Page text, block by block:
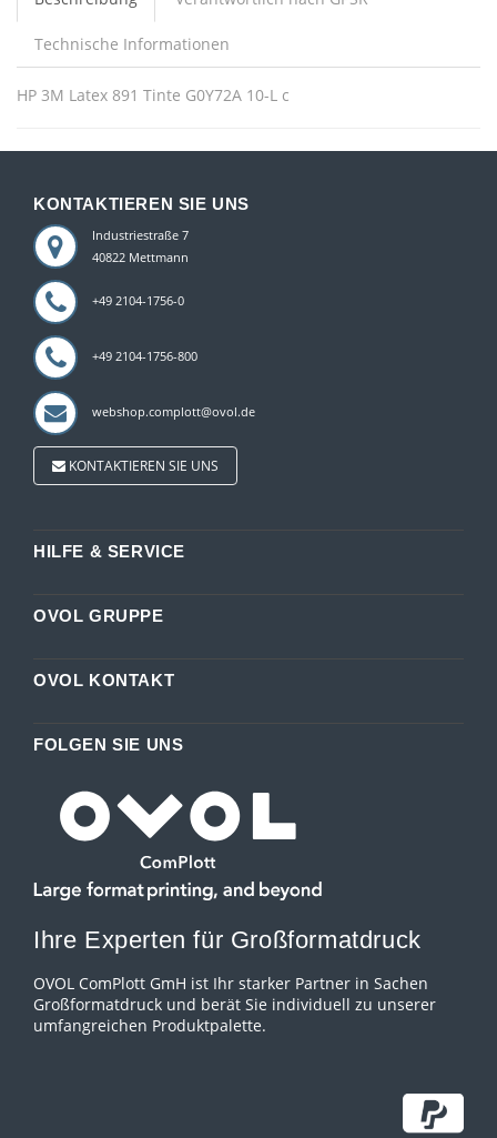
Technische Informationen
HP 3M Latex 891 Tinte G0Y72A 10-L c
KONTAKTIEREN SIE UNS
Industriestraße 7
40822 Mettmann
+49 2104-1756-0
+49 2104-1756-800
webshop.complott@ovol.de
KONTAKTIEREN SIE UNS
HILFE & SERVICE
OVOL GRUPPE
OVOL KONTAKT
FOLGEN SIE UNS
Ihre Experten für Großformatdruck
OVOL ComPlott GmH ist Ihr starker Partner in Sachen
Großformatdruck und berät Sie individuell zu unserer
umfangreichen Produktpalette.